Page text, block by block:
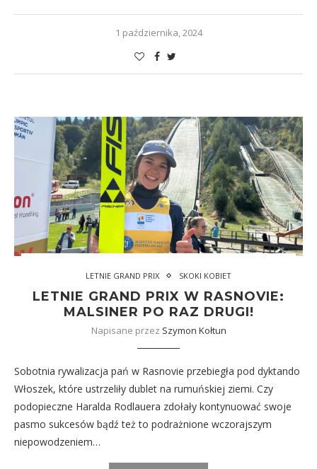
1 października, 2024
LETNIE GRAND PRIX SKOKI KOBIET
LETNIE GRAND PRIX W RASNOVIE:
MALSINER PO RAZ DRUGI!
Napisane przez Szymon Kołtun
Sobotnia rywalizacja pań w Rasnovie przebiegła pod dyktando
Włoszek, które ustrzeliły dublet na rumuńskiej ziemi. Czy
podopieczne Haralda Rodlauera zdołały kontynuować swoje
pasmo sukcesów bądź też to podrażnione wczorajszym
niepowodzeniem…